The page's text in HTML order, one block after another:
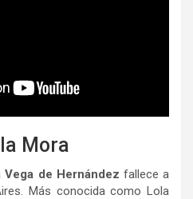
Mora
Vega de Hernández fallece a
Más conocida como Lola